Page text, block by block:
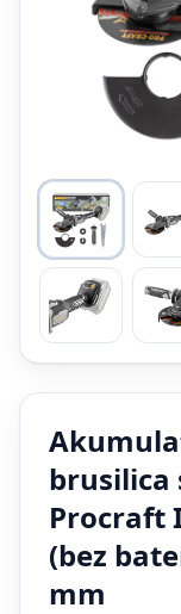
brusilica
Procraft
(bez
mm